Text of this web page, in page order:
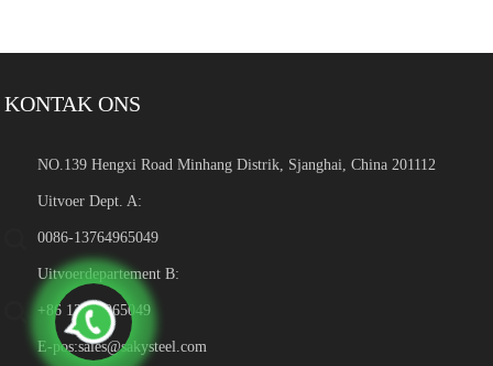
KONTAK ONS
NO.139 Hengxi Road Minhang Distrik, Sjanghai, China 201112
Uitvoer Dept. A:
0086-13764965049
Uitvoerdepartement B:
+86 13764965049
E-pos:sales@sakysteel.com